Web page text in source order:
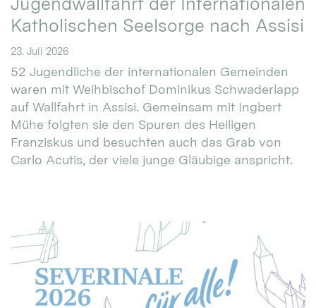
Katholischen Seelsorge nach Assisi
23. Juli 2026
52 Jugendliche der internationalen Gemeinden
waren mit Weihbischof Dominikus Schwaderlapp
auf Wallfahrt in Assisi. Gemeinsam mit Ingbert
Mühe folgten sie den Spuren des Heiligen
Franziskus und besuchten auch das Grab von
Carlo Acutis, der viele junge Gläubige anspricht.